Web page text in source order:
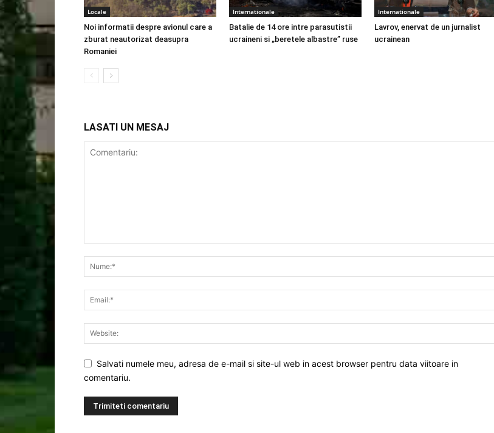
Locale
Noi informatii despre avionul care a
zburat neautorizat deasupra
Romaniei
Internationale
Batalie de 14 ore intre parasutistii
ucraineni si „beretele albastre” ruse
Internationale
Lavrov, enervat de un jurnalist
ucrainean
LASATI UN MESAJ
Salvati numele meu, adresa de e-mail si site-ul web in acest browser pentru data viitoare in
comentariu.